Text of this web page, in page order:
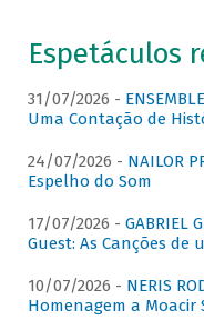
Espetáculos
31/07/2026 -
Uma Contação de
24/07/2026 - NAILOR
Espelho do Som
17/07/2026 - GABRIEL
Guest: As Canções de
10/07/2026 - NERIS
Homenagem a Moacir